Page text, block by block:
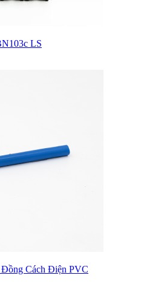
LS
Cách Điện PVC